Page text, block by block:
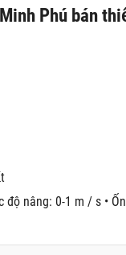
Phú bán
độ nâng: 0-1 m / s •